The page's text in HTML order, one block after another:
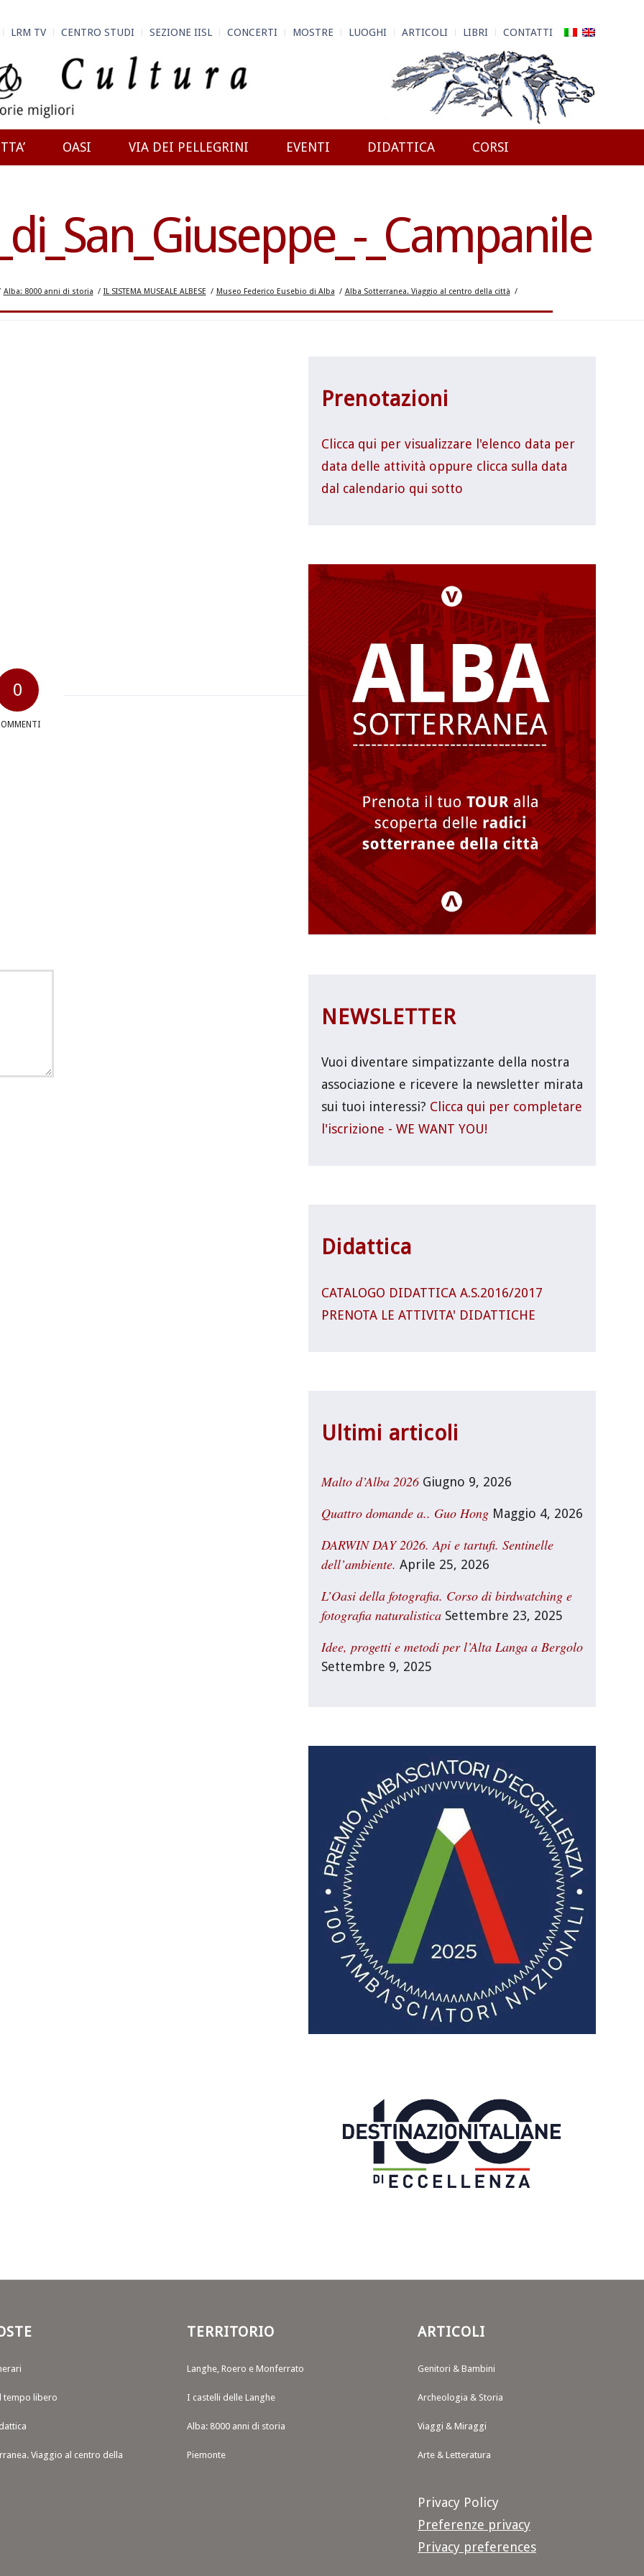
LRM TV CENTRO STUDI SEZIONE IISL CONCERTI MOSTRE LUOGHI ARTICOLI LIBRI CONTATTI
OASI VIA DEI PELLEGRINI EVENTI DIDATTICA CORSI
_Campanile
Alba: 8000 anni di storia / IL SISTEMA MUSEALE ALBESE / Museo Federico Eusebio di Alba / Alba Sotterranea. Viaggio al centro della città /
0
Prenotazioni
Clicca qui per visualizzare l'elenco data per
data delle attività oppure clicca sulla data
dal calendario qui sotto
NEWSLETTER
Vuoi diventare simpatizzante della nostra
associazione e ricevere la newsletter mirata
sui tuoi interessi? Clicca qui per completare
l'iscrizione - WE WANT YOU!
Didattica
CATALOGO DIDATTICA A.S.2016/2017
PRENOTA LE ATTIVITA' DIDATTICHE
Ultimi articoli
Malto d’Alba 2026 Giugno 9, 2026
Quattro domande a.. Guo Hong Maggio 4, 2026
DARWIN DAY 2026. Api e tartufi. Sentinelle
dell’ambiente. Aprile 25, 2026
L’Oasi della fotografia. Corso di birdwatching e
fotografia naturalistica Settembre 23, 2025
Idee, progetti e metodi per l’Alta Langa a Bergolo
Settembre 9, 2025
tempo libero
Viaggio al centro della
TERRITORIO
Langhe, Roero e Monferrato
I castelli delle Langhe
Alba: 8000 anni di storia
Piemonte
ARTICOLI
Genitori & Bambini
Archeologia & Storia
Viaggi & Miraggi
Arte & Letteratura
Privacy Policy
Preferenze privacy
Privacy preferences